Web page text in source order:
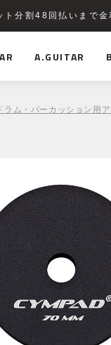
ト分割48回払いまで金
A.GUITAR
ラム・パーカッション用